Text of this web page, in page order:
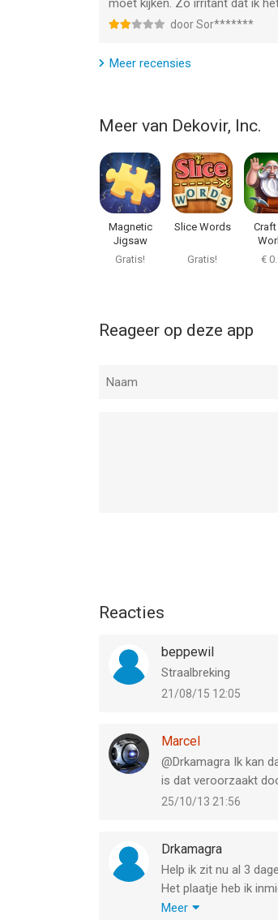
moet kijken. Zo irritant dat ik
door Sor*******
Meer recensies
Meer van Dekovir, Inc.
Magnetic
Jigsaw
Gratis!
Slice Words
Gratis!
Craft
€
Reageer op deze app
Reacties
beppewil
Straalbreking
21/08/15 12:05
Marcel
@Drkamagra Ik kan
is dat veroorzaakt
25/10/13 21:56
Drkamagra
Help ik zit nu al 3
Het plaatje heb ik
HET CAUSTISCH
Meer